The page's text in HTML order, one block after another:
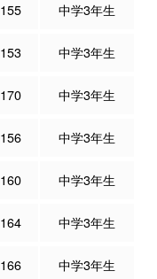
155 中学3年生
153 中学3年生
170 中学3年生
156 中学3年生
160 中学3年生
164 中学3年生
166 中学3年生